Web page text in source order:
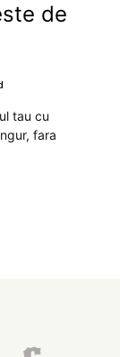
de
tau cu
fara